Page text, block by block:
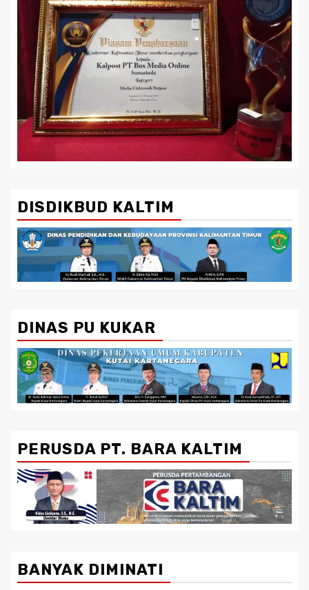
DISDIKBUD KALTIM
DINAS PU KUKAR
PERUSDA PT. BARA KALTIM
BANYAK DIMINATI